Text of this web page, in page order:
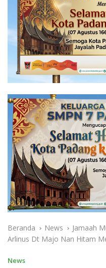
Beranda News
Jamaah
Arlinus Dt Majo Nan Hitam
News